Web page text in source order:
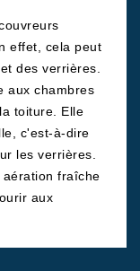
effet, cela peut
des verrières.
aux chambres
toiture. Elle
c'est-à-dire
les verrières.
fraîche
aux